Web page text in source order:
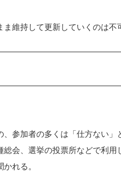
維持して更新していくのは不
参加者の多くは「仕方ない
総会、選挙の投票所などで利
れる。